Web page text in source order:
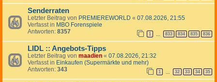
Senderraten
Letzter Beitrag von PREMIEREWORLD « 07.08.2026, 21:55
Verfasst in MBO Forenspiele
Antworten: 8357 1 … 833 834 835 836
LIDL :: Angebots-Tipps
Letzter Beitrag von maadien « 07.08.2026, 21:32
Verfasst in Einkaufen (Supermärkte und mehr)
Antworten: 343 1 … 32 33 34 35